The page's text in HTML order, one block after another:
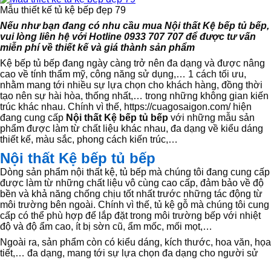
Mẫu thiết kế tủ kệ bếp đẹp 79
Nếu như bạn đang có nhu cầu mua Nội thất Kệ bếp tủ bếp,
vui lòng liên hệ với Hotline 0933 707 707 để được tư vấn
miễn phí về thiết kế và giá thành sản phẩm
Kệ bếp tủ bếp đang ngày càng trở nên đa dạng và được nâng
cao về tính thẩm mỹ, công năng sử dụng,… 1 cách tối ưu,
nhằm mang tới nhiều sự lựa chọn cho khách hàng, đồng thời
tạo nên sự hài hòa, thống nhất,… trong những không gian kiến
trúc khác nhau. Chính vì thế, https://cuagosaigon.com/ hiện
đang cung cấp Nội thất Kệ bếp tủ bếp với những mẫu sản
phẩm được làm từ chất liệu khác nhau, đa dạng về kiểu dáng
thiết kế, màu sắc, phong cách kiến trúc,…
Nội thất Kệ bếp tủ bếp
Dòng sản phẩm nội thất kệ, tủ bếp mà chúng tôi đang cung cấp
được làm từ những chất liệu vô cùng cao cấp, đảm bảo về độ
bền và khả năng chống chịu tốt nhất trước những tác động từ
môi trường bên ngoài. Chính vì thế, tủ kệ gỗ mà chúng tôi cung
cấp có thể phù hợp để lắp đặt trong môi trường bếp với nhiệt
độ và độ ẩm cao, ít bị sờn cũ, ẩm mốc, mối mọt,…
Ngoài ra, sản phẩm còn có kiểu dáng, kích thước, hoa văn, họa
tiết,… đa dạng, mang tới sự lựa chọn đa dạng cho người sử